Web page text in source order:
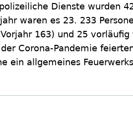
Dienste wurden
waren es 23. 233
163) und 25
Corona-Pandemie
ein allgemeines